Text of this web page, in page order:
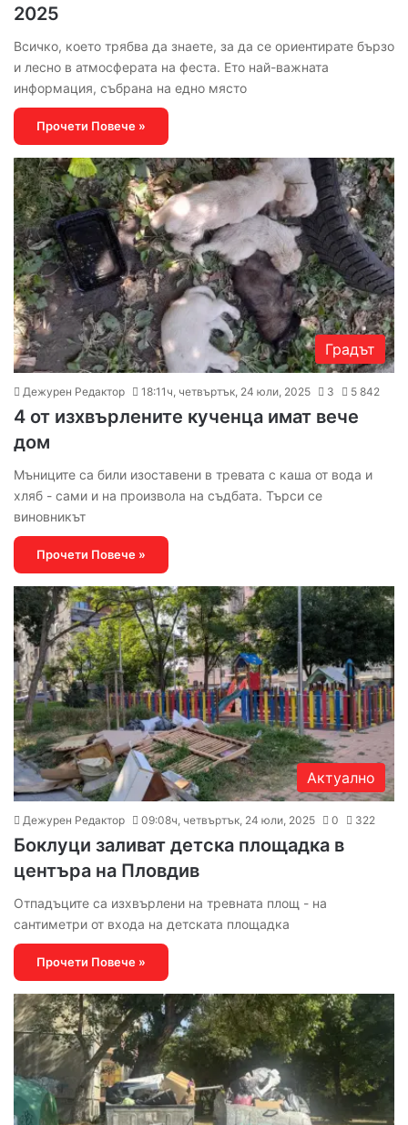
2025
Всичко, което трябва да знаете, за да се ориентирате бързо
и лесно в атмосферата на феста. Ето най-важната
информация, събрана на едно място
Прочети Повече »
Градът
Дежурен Редактор 18:11ч, четвъртък, 24 юли, 2025 3 5 842
4 от изхвърлените кученца имат вече
дом
Мъниците са били изоставени в тревата с каша от вода и
хляб - сами и на произвола на съдбата. Търси се
виновникът
Прочети Повече »
Актуално
Дежурен Редактор 09:08ч, четвъртък, 24 юли, 2025 0 322
Боклуци заливат детска площадка в
центъра на Пловдив
Отпадъците са изхвърлени на тревната площ - на
сантиметри от входа на детската площадка
Прочети Повече »